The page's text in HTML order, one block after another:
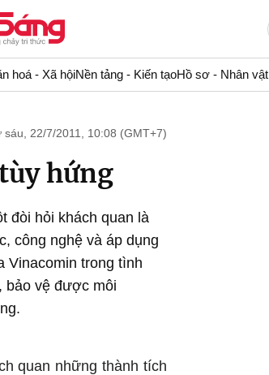
hoá - Xã hộiNền tảng - Kiến tạoHồ sơ - Nhân vật
sáu, 22/7/2011, 10:08 (GMT+7)
hứng
đòi hỏi khách quan là
công nghệ và áp dụng
Vinacomin trong tình
bảo vệ được môi
quan những thành tích